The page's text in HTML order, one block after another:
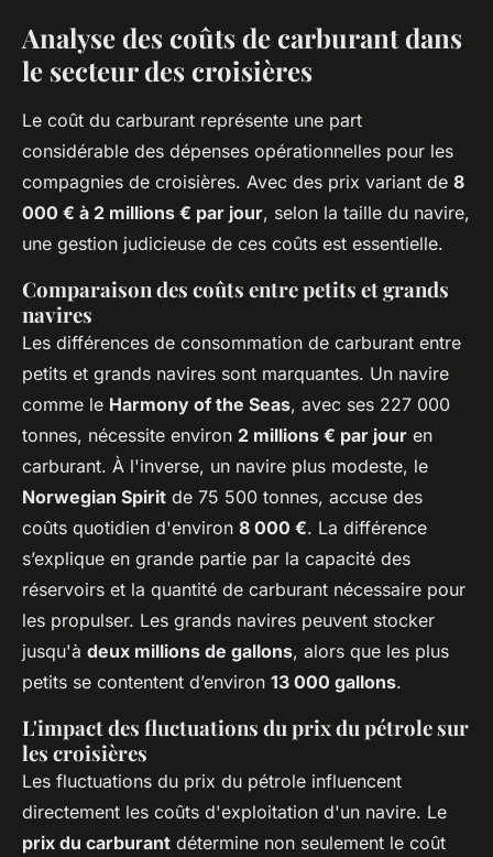
Analyse des coûts de carburant dans
le secteur des croisières
Le coût du carburant représente une part
considérable des dépenses opérationnelles pour les
compagnies de croisières. Avec des prix variant de 8
000 € à 2 millions € par jour, selon la taille du navire,
une gestion judicieuse de ces coûts est essentielle.
Comparaison des coûts entre petits et grands
navires
Les différences de consommation de carburant entre
petits et grands navires sont marquantes. Un navire
comme le Harmony of the Seas, avec ses 227 000
tonnes, nécessite environ 2 millions € par jour en
carburant. À l'inverse, un navire plus modeste, le
Norwegian Spirit de 75 500 tonnes, accuse des
coûts quotidien d'environ 8 000 €. La différence
s’explique en grande partie par la capacité des
réservoirs et la quantité de carburant nécessaire pour
les propulser. Les grands navires peuvent stocker
jusqu'à deux millions de gallons, alors que les plus
petits se contentent d’environ 13 000 gallons.
L'impact des fluctuations du prix du pétrole sur
les croisières
Les fluctuations du prix du pétrole influencent
directement les coûts d'exploitation d'un navire. Le
prix du carburant détermine non seulement le coût